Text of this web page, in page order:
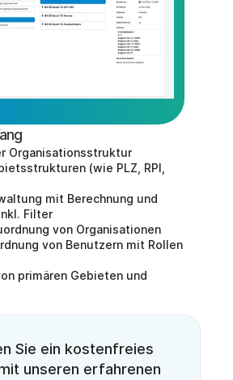
Organisationsstruktur
(wie PLZ, RPI,
mit Berechnung und
Filter
von Organisationen
von Benutzern mit Rollen
primären Gebieten und
Sie ein kostenfreies
unseren erfahrenen